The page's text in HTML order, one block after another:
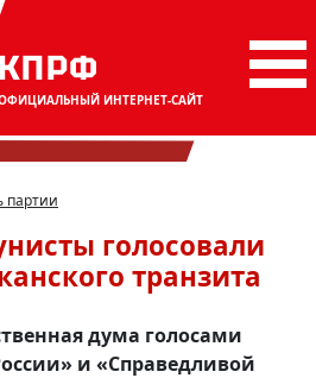
КПРФ
ИНТЕРНЕТ-САЙТ
партии
голосовали
транзита
дума голосами
и «Справедливой